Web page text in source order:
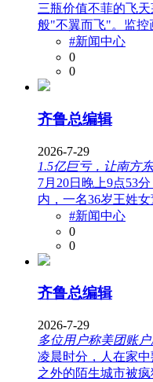
三瓶价值不菲的飞
般"不翼而飞"。监控
#新闻中心
0
0
齐鲁总编辑
2026-7-29
1.5亿巨亏，让南方
7月20日晚上9点53
内，一名36岁王姓
#新闻中心
0
0
齐鲁总编辑
2026-7-29
多位用户称美团账
凌晨时分，人在家
之外的陌生城市被